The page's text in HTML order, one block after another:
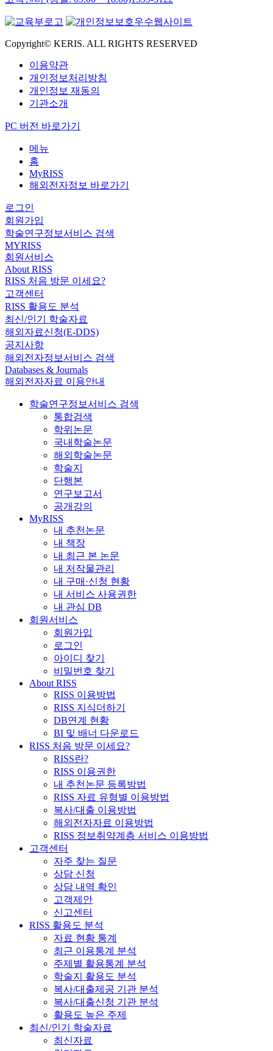
Copyright© KERIS. ALL RIGHTS RESERVED
이용약관
개인정보처리방침
개인정보 재동의
기관소개
PC 버전 바로가기
메뉴
홈
MyRISS
해외전자정보 바로가기
로그인
회원가입
학술연구정보서비스 검색
MYRISS
회원서비스
About RISS
RISS 처음 방문 이세요?
고객센터
RISS 활용도 분석
최신/인기 학술자료
해외자료신청(E-DDS)
공지사항
해외전자정보서비스 검색
Databases & Journals
해외전자자료 이용안내
학술연구정보서비스 검색
통합검색
학위논문
국내학술논문
해외학술논문
학술지
단행본
연구보고서
공개강의
MyRISS
내 추천논문
내 책장
내 최근 본 논문
내 저작물관리
내 구매·신청 현황
내 서비스 사용권한
내 관심 DB
회원서비스
회원가입
로그인
아이디 찾기
비밀번호 찾기
About RISS
RISS 이용방법
RISS 지식더하기
DB연계 현황
BI 및 배너 다운로드
RISS 처음 방문 이세요?
RISS란?
RISS 이용권한
내 추천논문 등록방법
RISS 자료 유형별 이용방법
복사/대출 이용방법
해외전자자료 이용방법
RISS 정보취약계층 서비스 이용방법
고객센터
자주 찾는 질문
상담 신청
상담 내역 확인
고객제안
신고센터
RISS 활용도 분석
자료 현황 통계
최근 이용통계 분석
주제별 활용통계 분석
학술지 활용도 분석
복사/대출제공 기관 분석
복사/대출신청 기관 분석
활용도 높은 주제
최신/인기 학술자료
최신자료